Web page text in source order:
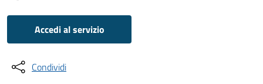
Accedi al servizio
Condividi